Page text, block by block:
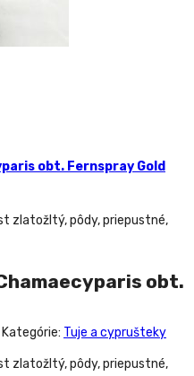
obt. Fernspray Gold
zlatožltý, pôdy, priepustné,
obt.
Kategórie: Tuje a cyprušteky
zlatožltý, pôdy, priepustné,